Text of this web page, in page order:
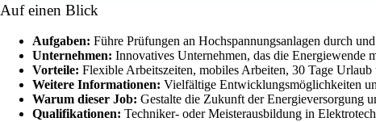
Auf einen Blick
Aufgaben: Führe Prüfungen an Hochspannungsanlagen durch
Unternehmen: Innovatives Unternehmen, das die Energiewende
Vorteile: Flexible Arbeitszeiten, mobiles Arbeiten, 30 Tage
Weitere Informationen: Vielfältige Entwicklungsmöglichkeiten
Warum dieser Job: Gestalte die Zukunft der Energieversorgung
Qualifikationen: Techniker- oder Meisterausbildung in